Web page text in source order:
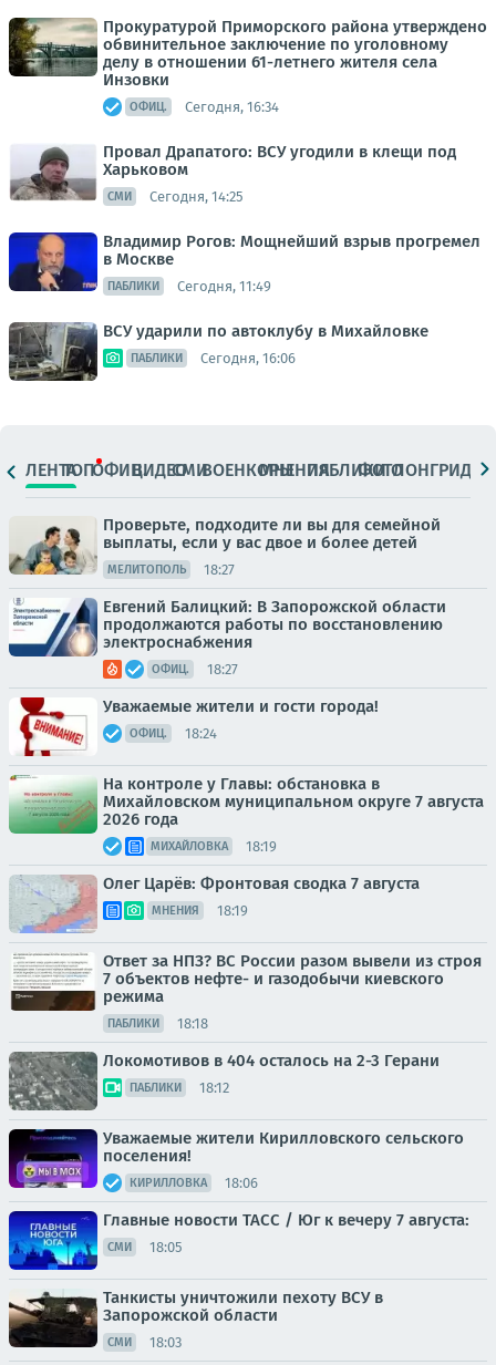
Прокуратурой Приморского района утверждено
обвинительное заключение по уголовному
делу в отношении 61-летнего жителя села
Инзовки
ОФИЦ. Сегодня, 16:34
Провал Драпатого: ВСУ угодили в клещи под
Харьковом
СМИ Сегодня, 14:25
Владимир Рогов: Мощнейший взрыв прогремел
в Москве
ПАБЛИКИ Сегодня, 11:49
ВСУ ударили по автоклубу в Михайловке
ПАБЛИКИ Сегодня, 16:06
ЛЕНТАТОПОФИЦ.ВИДЕОСМИВОЕНКОРЫМНЕНИЯПАБЛИКИ
ФОТОЛОНГРИДЫ
Проверьте, подходите ли вы для семейной
выплаты, если у вас двое и более детей
МЕЛИТОПОЛЬ 18:27
Евгений Балицкий: В Запорожской области
продолжаются работы по восстановлению
электроснабжения
ОФИЦ. 18:27
Уважаемые жители и гости города!
ОФИЦ. 18:24
На контроле у Главы: обстановка в
Михайловском муниципальном округе 7 августа
2026 года
МИХАЙЛОВКА 18:19
Олег Царёв: Фронтовая сводка 7 августа
МНЕНИЯ 18:19
Ответ за НПЗ? ВС России разом вывели из строя
7 объектов нефте- и газодобычи киевского
режима
ПАБЛИКИ 18:18
Локомотивов в 404 осталось на 2-3 Герани
ПАБЛИКИ 18:12
Уважаемые жители Кирилловского сельского
поселения!
КИРИЛЛОВКА 18:06
Главные новости ТАСС / Юг к вечеру 7 августа:
СМИ 18:05
Танкисты уничтожили пехоту ВСУ в
Запорожской области
СМИ 18:03